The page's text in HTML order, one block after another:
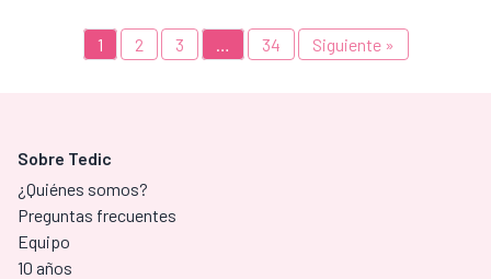
1 2 3 … 34 Siguiente »
Sobre Tedic
¿Quiénes somos?
Preguntas frecuentes
Equipo
10 años